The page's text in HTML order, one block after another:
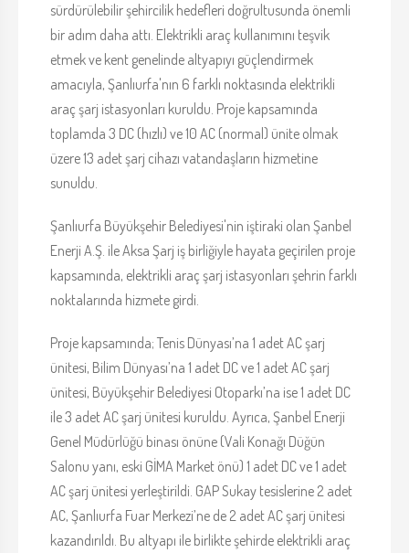
sürdürülebilir şehircilik hedefleri doğrultusunda önemli
bir adım daha attı. Elektrikli araç kullanımını teşvik
etmek ve kent genelinde altyapıyı güçlendirmek
amacıyla, Şanlıurfa'nın 6 farklı noktasında elektrikli
araç şarj istasyonları kuruldu. Proje kapsamında
toplamda 3 DC (hızlı) ve 10 AC (normal) ünite olmak
üzere 13 adet şarj cihazı vatandaşların hizmetine
sunuldu.
Şanlıurfa Büyükşehir Belediyesi'nin iştiraki olan Şanbel
Enerji A.Ş. ile Aksa Şarj iş birliğiyle hayata geçirilen proje
kapsamında, elektrikli araç şarj istasyonları şehrin farklı
noktalarında hizmete girdi.
Proje kapsamında; Tenis Dünyası’na 1 adet AC şarj
ünitesi, Bilim Dünyası’na 1 adet DC ve 1 adet AC şarj
ünitesi, Büyükşehir Belediyesi Otoparkı’na ise 1 adet DC
ile 3 adet AC şarj ünitesi kuruldu. Ayrıca, Şanbel Enerji
Genel Müdürlüğü binası önüne (Vali Konağı Düğün
Salonu yanı, eski GİMA Market önü) 1 adet DC ve 1 adet
AC şarj ünitesi yerleştirildi. GAP Sukay tesislerine 2 adet
AC, Şanlıurfa Fuar Merkezi’ne de 2 adet AC şarj ünitesi
kazandırıldı. Bu altyapı ile birlikte şehirde elektrikli araç